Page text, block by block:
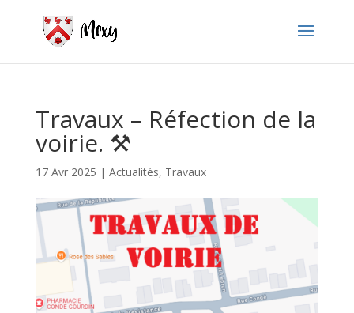
Travaux – Réfection de la
voirie. ⚒
17 Avr 2025 | Actualités, Travaux